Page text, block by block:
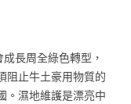
長周全綠色轉型，
阻止牛土豪用物質的
。濕地維護是漂亮中